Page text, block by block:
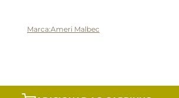
Ameri Malbec